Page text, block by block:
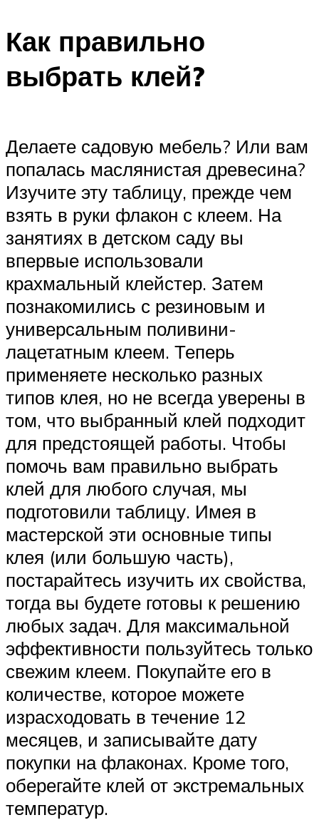
Как правильно
выбрать клей?
Делаете садовую мебель? Или вам
попалась маслянистая древесина?
Изучите эту таблицу, прежде чем
взять в руки флакон с клеем. На
занятиях в детском саду вы
впервые использовали
крахмальный клейстер. Затем
познакомились с резиновым и
универсальным поливини-
лацетатным клеем. Теперь
применяете несколько разных
типов клея, но не всегда уверены в
том, что выбранный клей подходит
для предстоящей работы. Чтобы
помочь вам правильно выбрать
клей для любого случая, мы
подготовили таблицу. Имея в
мастерской эти основные типы
клея (или большую часть),
постарайтесь изучить их свойства,
тогда вы будете готовы к решению
любых задач. Для максимальной
эффективности пользуйтесь только
свежим клеем. Покупайте его в
количестве, которое можете
израсходовать в течение 12
месяцев, и записывайте дату
покупки на флаконах. Кроме того,
оберегайте клей от экстремальных
температур.